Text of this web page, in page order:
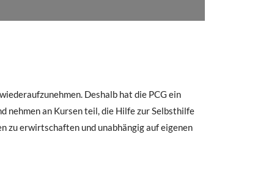
Deshalb hat die PCG ein
an Kursen teil, die Hilfe zur Selbsthilfe
zu erwirtschaften und unabhängig auf eigenen